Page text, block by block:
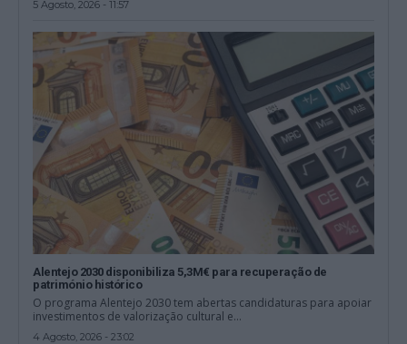
5 Agosto, 2026 - 11:57
Alentejo 2030 disponibiliza 5,3M€ para recuperação de
património histórico
O programa Alentejo 2030 tem abertas candidaturas para apoiar
investimentos de valorização cultural e...
4 Agosto, 2026 - 23:02